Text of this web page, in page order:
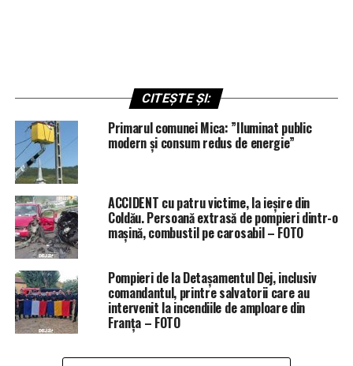
CITEȘTE ȘI:
Primarul comunei Mica: ”Iluminat public
modern și consum redus de energie”
ACCIDENT cu patru victime, la ieșire din
Coldău. Persoană extrasă de pompieri dintr-o
mașină, combustil pe carosabil – FOTO
Pompieri de la Detașamentul Dej, inclusiv
comandantul, printre salvatorii care au
intervenit la incendiile de amploare din
Franța – FOTO